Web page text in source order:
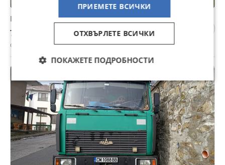
Продава КЪЩА, с. Кутела, област Смолян
75 000 €
с. Кутела, Смолян, 30 юли
ПРИЕМЕТЕ ВСИЧКИ
ОТХВЪРЛЕТЕ ВСИЧКИ
ПОКАЖЕТЕ ПОДРОБНОСТИ